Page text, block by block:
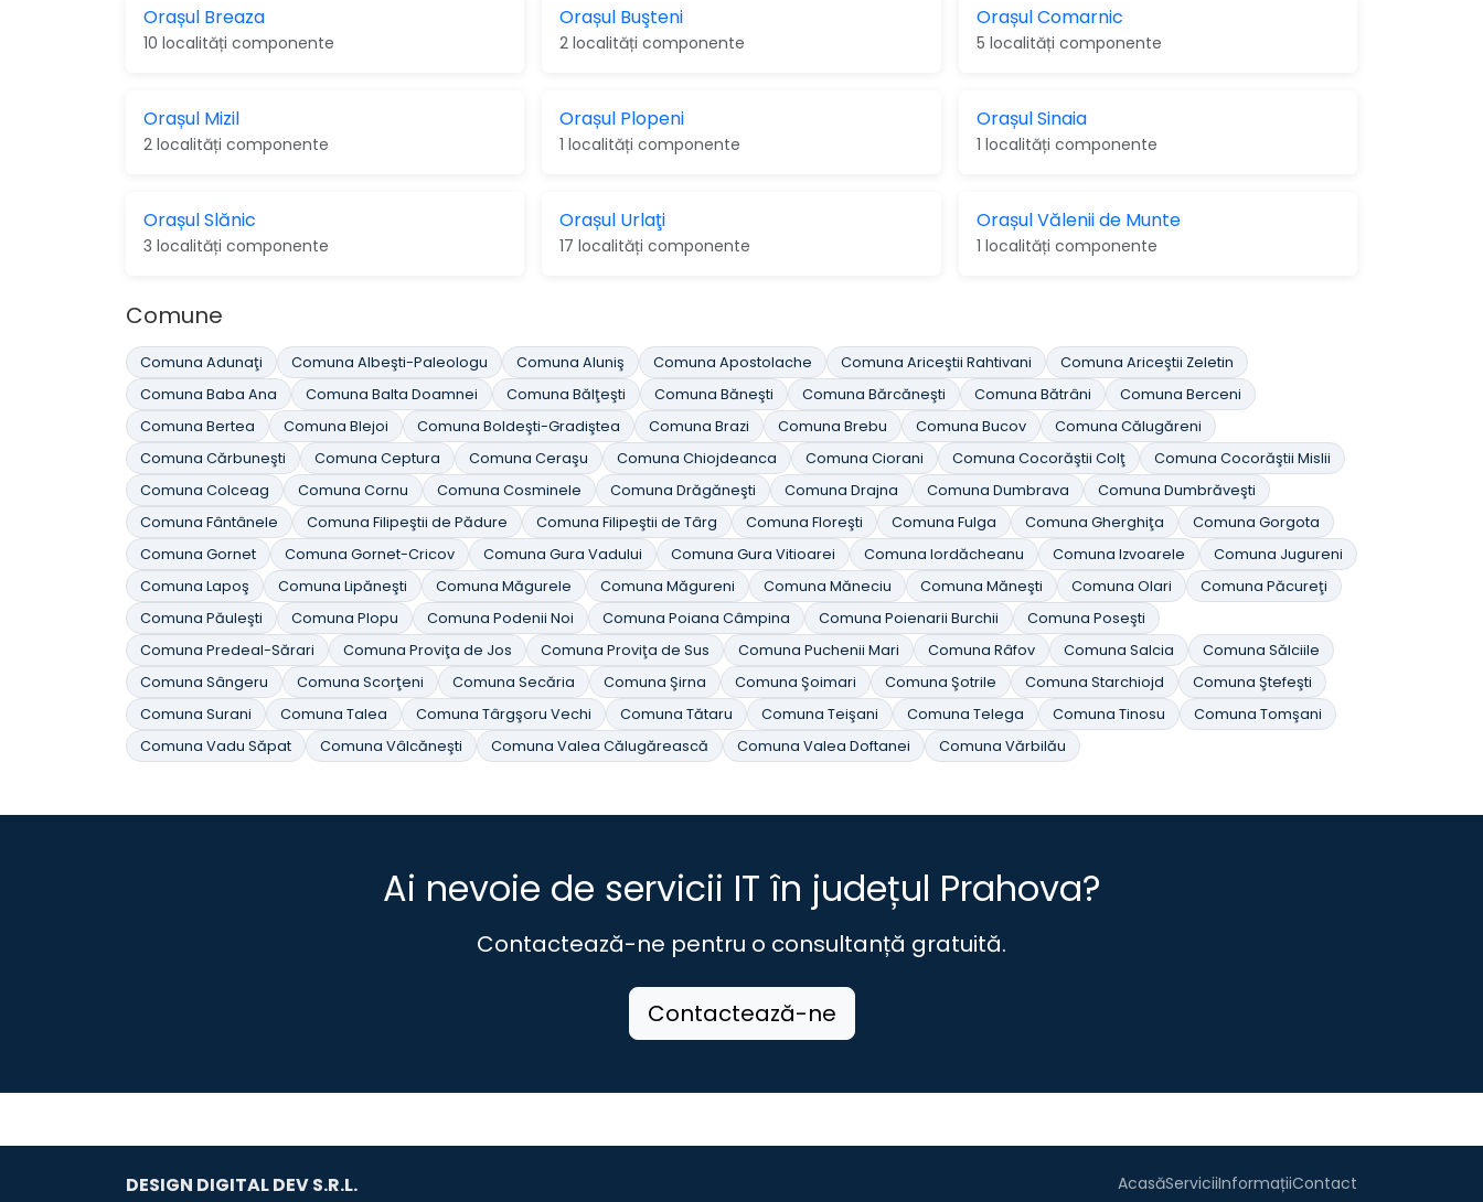
Orașul Breaza
10 localități componente
Orașul Buşteni
2 localități componente
Orașul Comarnic
5 localități componente
Orașul Mizil
2 localități componente
Orașul Plopeni
1 localități componente
Orașul Sinaia
1 localități componente
Orașul Slănic
3 localități componente
Orașul Urlaţi
17 localități componente
Orașul Vălenii de Munte
1 localități componente
Comune
Comuna Adunaţi Comuna Albeşti-Paleologu Comuna Aluniş Comuna Apostolache Comuna Ariceştii Rahtivani
Comuna Ariceştii Zeletin
Comuna Baba Ana
Comuna Balta Doamnei Comuna Bălţeşti Comuna Băneşti Comuna Bărcăneşti Comuna Bătrâni
Comuna Berceni
Comuna Bertea
Comuna Blejoi Comuna Boldeşti-Gradiştea Comuna Brazi Comuna Brebu Comuna Bucov
Comuna Călugăreni
Comuna Cărbuneşti
Comuna Ceptura Comuna Ceraşu Comuna Chiojdeanca Comuna Ciorani Comuna Cocorăştii Colţ
Comuna Cocorăştii Mislii
Comuna Colceag
Comuna Cornu Comuna Cosminele Comuna Drăgăneşti Comuna Drajna Comuna Dumbrava
Comuna Dumbrăveşti
Comuna Fântânele
Comuna Filipeştii de Pădure Comuna Filipeştii de Târg Comuna Floreşti Comuna Fulga Comuna Gherghiţa
Comuna Gorgota
Comuna Gornet
Comuna Gornet-Cricov Comuna Gura Vadului Comuna Gura Vitioarei Comuna Iordăcheanu Comuna Izvoarele
Comuna Jugureni
Comuna Lapoş
Comuna Lipăneşti Comuna Măgurele Comuna Măgureni Comuna Măneciu Comuna Măneşti Comuna Olari
Comuna Păcureţi
Comuna Păuleşti
Comuna Plopu Comuna Podenii Noi Comuna Poiana Câmpina Comuna Poienarii Burchii
Comuna Poseşti
Comuna Predeal-Sărari
Comuna Proviţa de Jos Comuna Proviţa de Sus Comuna Puchenii Mari Comuna Râfov Comuna Salcia
Comuna Sălciile
Comuna Sângeru
Comuna Scorţeni Comuna Secăria Comuna Şirna Comuna Şoimari Comuna Şotrile Comuna Starchiojd
Comuna Ştefeşti
Comuna Surani
Comuna Talea Comuna Târgşoru Vechi Comuna Tătaru Comuna Teişani Comuna Telega Comuna Tinosu
Comuna Tomşani
Comuna Vadu Săpat
Comuna Vâlcăneşti Comuna Valea Călugărească Comuna Valea Doftanei Comuna Vărbilău
Ai nevoie de servicii IT în județul Prahova?
Contactează-ne pentru o consultanță gratuită.
Contactează-ne
DESIGN DIGITAL DEV S.R.L. AcasăServiciiInformațiiContact